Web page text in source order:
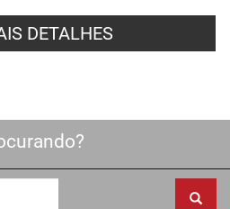
DETALHES